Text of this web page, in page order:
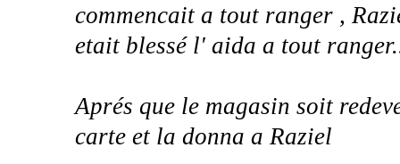
commencait a tout ranger ,
etait blessé l' aida a tout
Aprés que le magasin soit
carte et la donna a Raziel